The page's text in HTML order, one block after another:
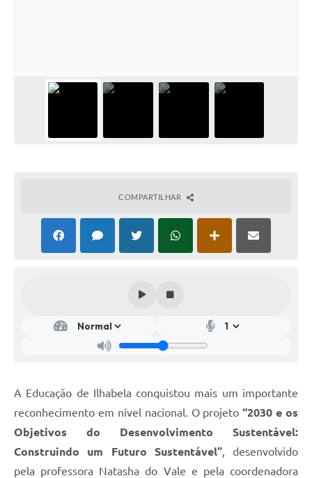
COMPARTILHAR
A Educação de Ilhabela conquistou mais um importante
reconhecimento em nível nacional. O projeto“2030 e os
Objetivos do Desenvolvimento Sustentável:
Construindo um Futuro Sustentável”, desenvolvido
pela professora Natasha do Vale e pela coordenadora